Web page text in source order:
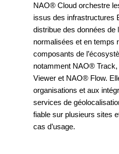
NAO® Cloud orchestre
issus des infrastructures
distribue des données de
normalisées et en temps
composants de
notamment NAO®
Viewer et NAO® Flow.
organisations et aux
services de
fiable sur plusieurs sites
cas d’usage.